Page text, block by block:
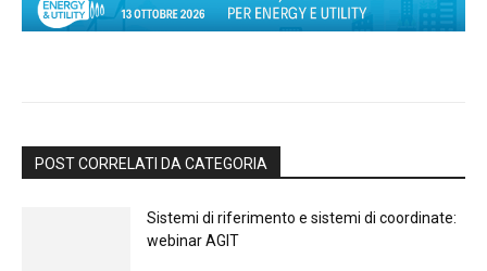
POST CORRELATI DA CATEGORIA
Sistemi di riferimento e sistemi di coordinate:
webinar AGIT